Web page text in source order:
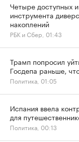
Четыре доступных
инструмента
накоплений
РБК и Сбер, 01:43
Трамп попросил
Госдепа раньше,
Политика, 01:05
Испания ввела
для
Политика, 00:13